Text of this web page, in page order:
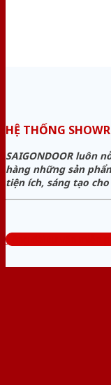
HỆ THỐNG
SAIGONDOOR luôn
hàng những sản
tiện ích, sáng tạo
Tổng đài tư vấn miễn